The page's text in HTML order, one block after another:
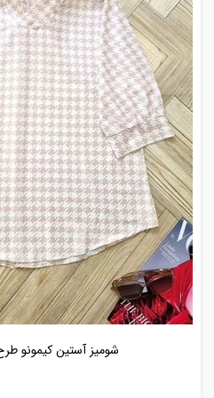
شومیز آستین کیمونو